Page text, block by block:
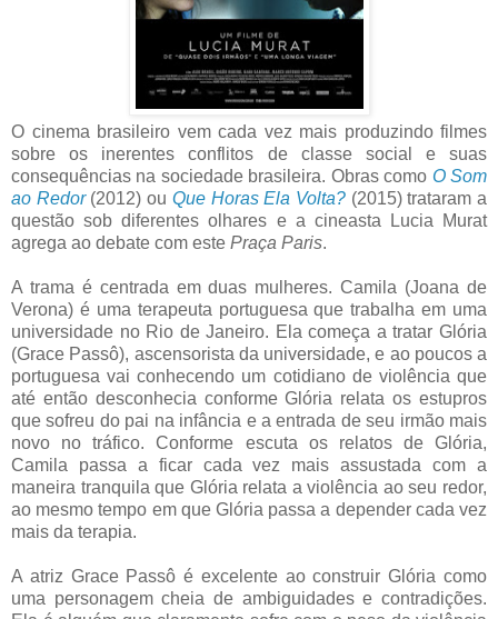
O cinema brasileiro vem cada vez mais produzindo filmes
sobre os inerentes conflitos de classe social e suas
consequências na sociedade brasileira. Obras como O Som
ao Redor (2012) ou Que Horas Ela Volta? (2015) trataram a
questão sob diferentes olhares e a cineasta Lucia Murat
agrega ao debate com este Praça Paris.
A trama é centrada em duas mulheres. Camila (Joana de
Verona) é uma terapeuta portuguesa que trabalha em uma
universidade no Rio de Janeiro. Ela começa a tratar Glória
(Grace Passô), ascensorista da universidade, e ao poucos a
portuguesa vai conhecendo um cotidiano de violência que
até então desconhecia conforme Glória relata os estupros
que sofreu do pai na infância e a entrada de seu irmão mais
novo no tráfico. Conforme escuta os relatos de Glória,
Camila passa a ficar cada vez mais assustada com a
maneira tranquila que Glória relata a violência ao seu redor,
ao mesmo tempo em que Glória passa a depender cada vez
mais da terapia.
A atriz Grace Passô é excelente ao construir Glória como
uma personagem cheia de ambiguidades e contradições.